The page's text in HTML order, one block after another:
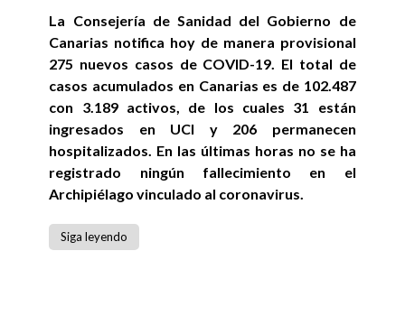
La Consejería de Sanidad del Gobierno de
Canarias notifica hoy de manera provisional
275 nuevos casos de COVID-19. El total de
casos acumulados en Canarias es de 102.487
con 3.189 activos, de los cuales 31 están
ingresados en UCI y 206 permanecen
hospitalizados. En las últimas horas no se ha
registrado ningún fallecimiento en el
Archipiélago vinculado al coronavirus.
Siga leyendo